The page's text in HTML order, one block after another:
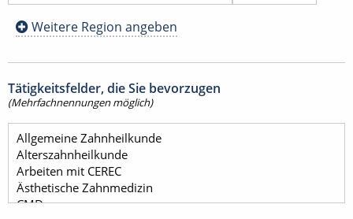
Weitere Region angeben
Tätigkeitsfelder, die Sie bevorzugen
(Mehrfachnennungen möglich)